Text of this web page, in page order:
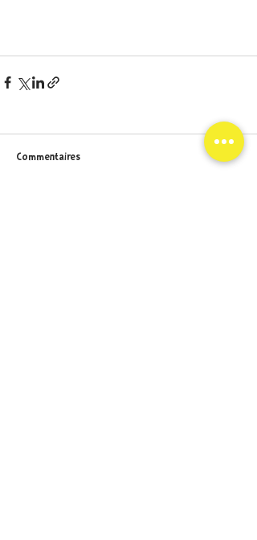
Commentaires